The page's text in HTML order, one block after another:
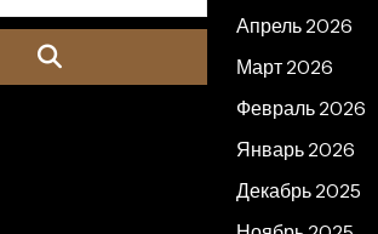
Апрель 2026
Март 2026
Февраль 2026
Январь 2026
Декабрь 2025